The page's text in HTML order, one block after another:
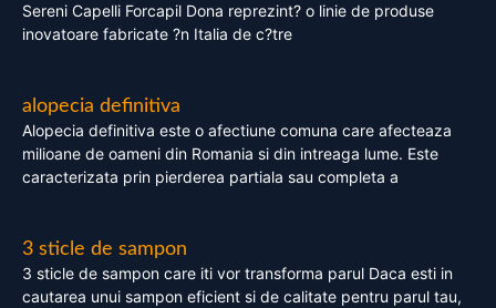
Sereni Capelli Forcapil Dona reprezint? o linie de produse
inovatoare fabricate ?n Italia de c?tre
alopecia definitiva
Alopecia definitiva este o afectiune comuna care afecteaza
milioane de oameni din Romania si din intreaga lume. Este
caracterizata prin pierderea partiala sau completa a
3 sticle de sampon
3 sticle de sampon care iti vor transforma parul Daca esti in
cautarea unui sampon eficient si de calitate pentru parul tau,